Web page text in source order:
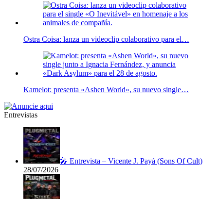
Ostra Coisa: lanza un videoclip colaborativo para el…
Kamelot: presenta «Ashen World», su nuevo single…
Entrevistas
🎤 Entrevista – Vicente J. Payá (Sons Of Cult)
28/07/2026